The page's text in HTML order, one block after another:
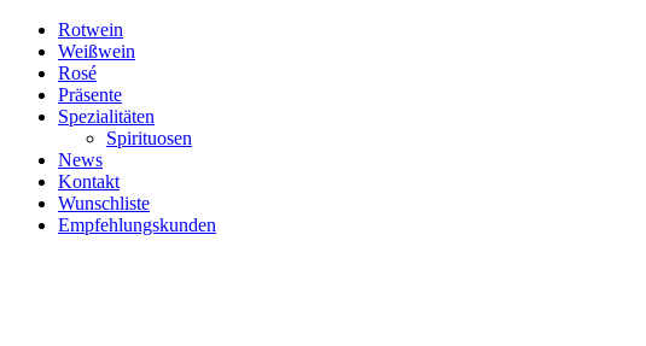
Zum
Inhalt
springen
Rotwein
Weißwein
Rosé
Präsente
Spezialitäten
Spirituosen
News
Kontakt
Wunschliste
Empfehlungskunden